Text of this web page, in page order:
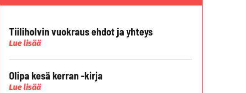
Tiiliholvin vuokraus ehdot ja yhteys
Lue lisää
Olipa kesä kerran -kirja
Lue lisää